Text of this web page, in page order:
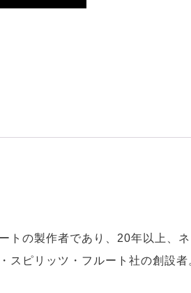
トの製作者であり、20年以上、
スピリッツ・フルート社の創設者